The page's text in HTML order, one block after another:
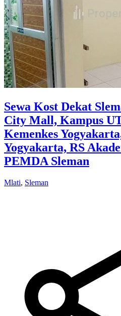
Sewa Kost Dekat
City Mall, Kampus
Kemenkes
Yogyakarta, RS
PEMDA Sleman
Mlati, Sleman